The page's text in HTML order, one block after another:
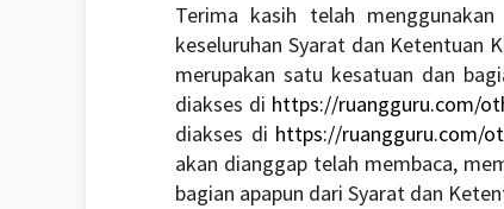
Terima kasih telah
keseluruhan Syarat dan Ketentuan
merupakan satu kesatuan dan
diakses di https://ruangguru.com/
diakses di https://ruangguru.com/
akan dianggap telah membaca,
bagian apapun dari Syarat dan